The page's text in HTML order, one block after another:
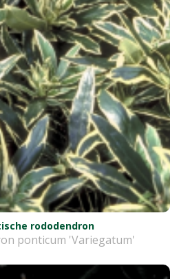
rododendron
ponticum 'Variegatum'